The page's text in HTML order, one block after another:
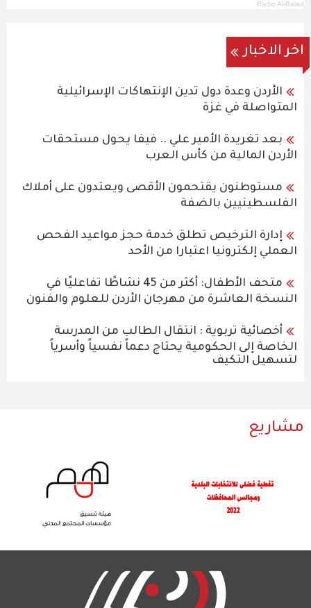
Radio Al-Balad
اخر الاخبار
الأردن وعدة دول تدين الإنتهاكات الإسرائيلية
المتواصلة في غزة
بعد تغريدة الأمير علي .. فيفا يحول مستحقات
الأردن المالية من كأس العرب
مستوطنون يقتحمون الأقصى ويعتدون على أملاك
الفلسطينيين بالضفة
إدارة الترخيص تطلق خدمة حجز مواعيد الفحص
العملي إلكترونيا اعتبارا من الأحد
متحف الأطفال: أكثر من 45 نشاطًا تفاعليًا في
النسخة العاشرة من مهرجان الأردن للعلوم والفنون
أخصائية تربوية : انتقال الطالب من المدرسة
الخاصة إلى الحكومية يحتاج دعماً نفسياً وأسرياً
لتسهيل التكيف
مشاريع